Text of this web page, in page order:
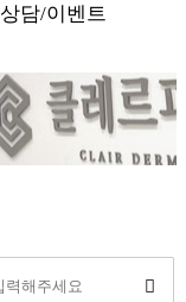
상담/이벤트